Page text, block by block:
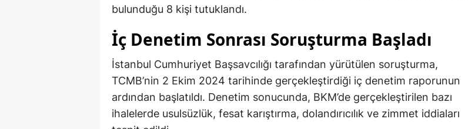
bulunduğu 8 kişi tutuklandı.
İç Denetim Sonrası Soruşturma Başladı
İstanbul Cumhuriyet Başsavcılığı tarafından yürütülen soruşturma,
TCMB’nin 2 Ekim 2024 tarihinde gerçekleştirdiği iç denetim raporunun
ardından başlatıldı. Denetim sonucunda, BKM’de gerçekleştirilen bazı
ihalelerde usulsüzlük, fesat karıştırma, dolandırıcılık ve zimmet iddiaları